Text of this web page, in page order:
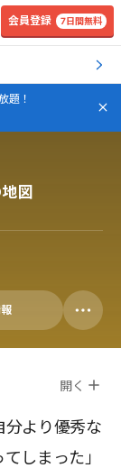
会員登録 7日間無料
題！
図
開く
分より優秀な
しまった」